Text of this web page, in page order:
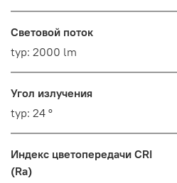
Световой поток
typ: 2000 lm
Угол излучения
typ: 24 °
Индекс цветопередачи CRI
(Ra)